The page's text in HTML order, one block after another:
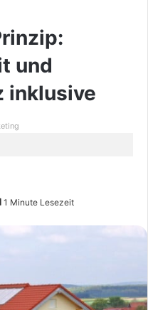
und
inklusive
1 Minute Lesezeit